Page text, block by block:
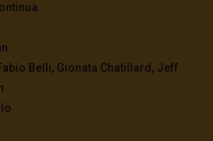
Belli, Gionata Chatillard, Jeff